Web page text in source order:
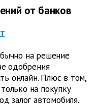
от банков
на решение
одобрения
онлайн. Плюс в том,
на покупку
залог автомобиля.